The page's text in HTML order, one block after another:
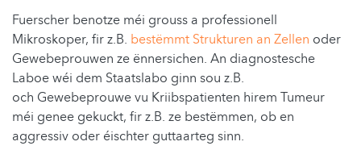
Fuerscher benotze méi grouss a professionell
Mikroskoper, fir z.B. bestëmmt Strukturen an Zellen oder
Gewebeprouwen ze ënnersichen. An diagnostesche
Laboe wéi dem Staatslabo ginn sou z.B.
och Gewebeprouwe vu Kriibspatienten hirem Tumeur
méi genee gekuckt, fir z.B. ze bestëmmen, ob en
aggressiv oder éischter guttaarteg sinn.